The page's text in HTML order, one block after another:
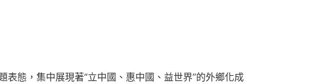
態，集中展現著“立中國、惠中國、益世界”的外鄉化成